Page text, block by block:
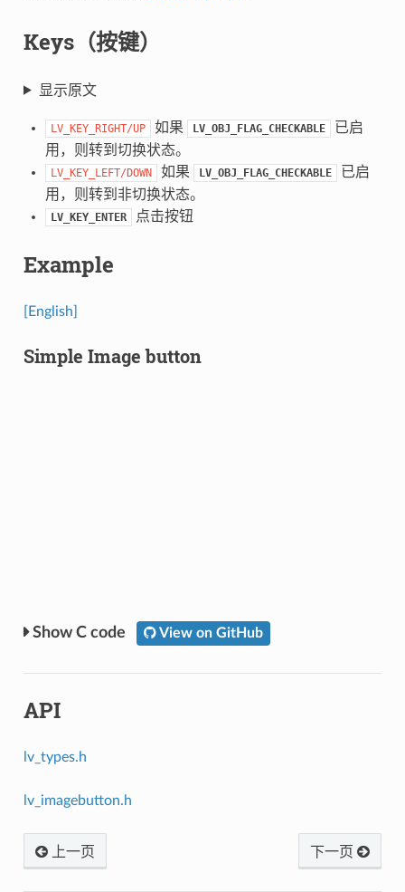
Keys（按键）
显示原文
LV_KEY_RIGHT/UP 如果 LV_OBJ_FLAG_CHECKABLE
已启
用，则转到切换状态。
LV_KEY_LEFT/DOWN 如果 LV_OBJ_FLAG_CHECKABLE
已启
用，则转到非切换状态。
LV_KEY_ENTER 点击按钮
Example
[English]
Simple Image button
C code View on GitHub
API
lv_types.h
lv_imagebutton.h
上一页 下一页